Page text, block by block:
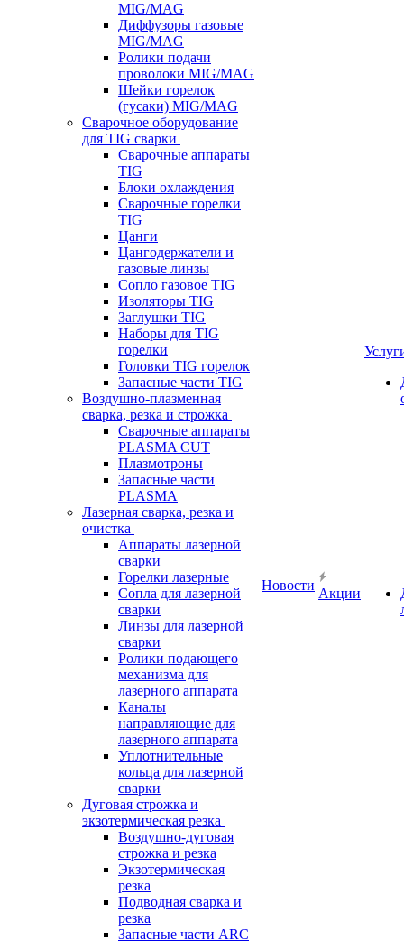
MIG/MAG
Диффузоры газовые
MIG/MAG
Ролики подачи
проволоки MIG/MAG
Шейки горелок
(гусаки) MIG/MAG
Сварочное оборудование
для TIG сварки
Сварочные аппараты
TIG
Блоки охлаждения
Сварочные горелки
TIG
Цанги
Цангодержатели и
газовые линзы
Сопло газовое TIG
Изоляторы TIG
Заглушки TIG
Наборы для TIG
горелки
Головки TIG горелок
Запасные части TIG
Воздушно-плазменная
сварка, резка и строжка
Сварочные аппараты
PLASMA CUT
Плазмотроны
Запасные части
PLASMA
Лазерная сварка, резка и
очистка
Аппараты лазерной
сварки
Горелки лазерные
Сопла для лазерной
сварки
Линзы для лазерной
сварки
Ролики подающего
механизма для
лазерного аппарата
Каналы
направляющие для
лазерного аппарата
Уплотнительные
кольца для лазерной
сварки
Дуговая строжка и
экзотермическая резка
Воздушно-дуговая
строжка и резка
Экзотермическая
резка
Подводная сварка и
резка
Запасные части ARC
Новости
Акции